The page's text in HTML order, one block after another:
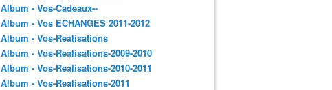
Album - Vos-Cadeaux--
Album - Vos ECHANGES 2011-2012
Album - Vos-Realisations
Album - Vos-Realisations-2009-2010
Album - Vos-Realisations-2010-2011
Album - Vos-Realisations-2011